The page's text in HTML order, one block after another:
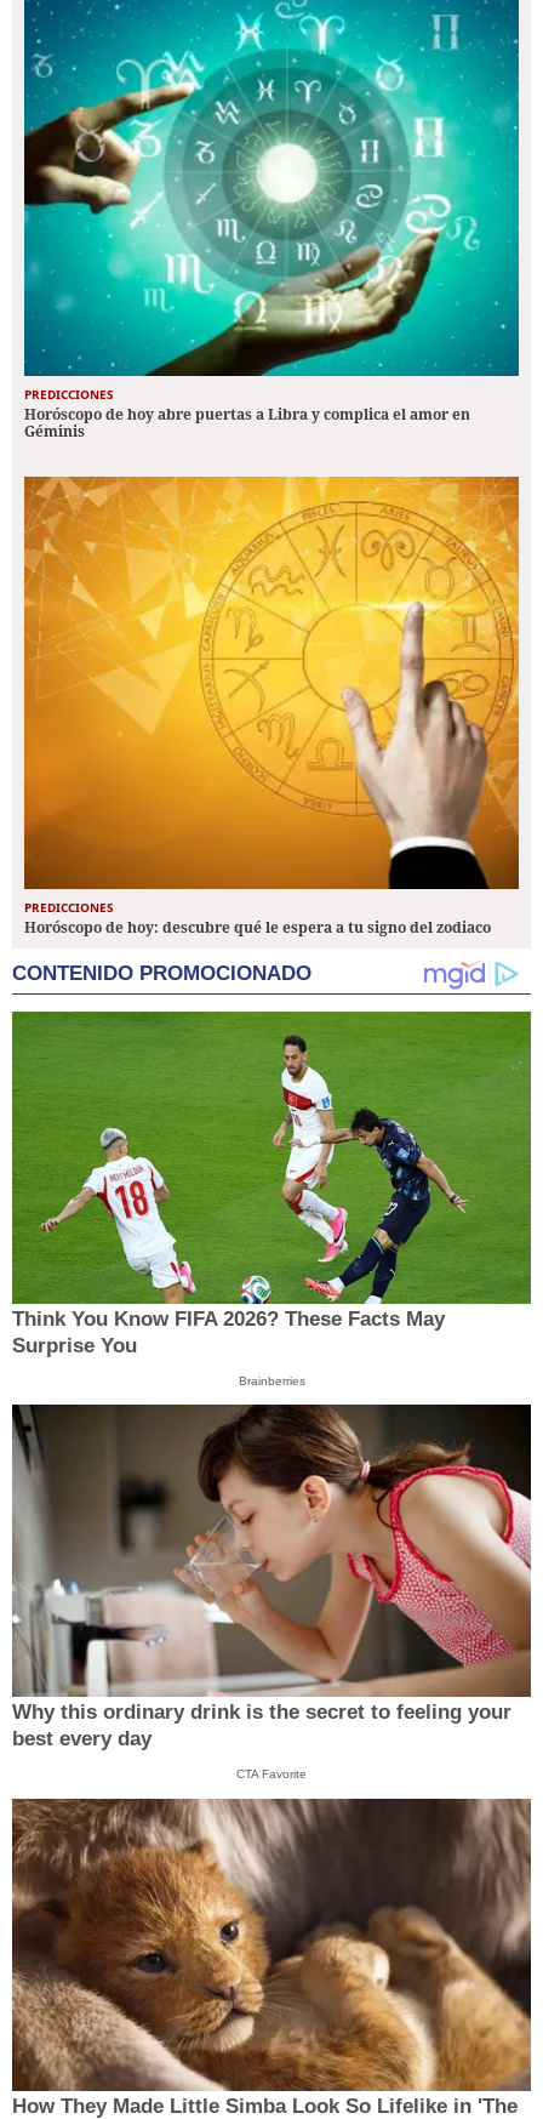
PREDICCIONES
Horóscopo de hoy abre puertas a Libra y complica el amor en
Géminis
PREDICCIONES
Horóscopo de hoy: descubre qué le espera a tu signo del zodiaco
CONTENIDO PROMOCIONADO
Think You Know FIFA 2026? These Facts May
Surprise You
Brainberries
Why this ordinary drink is the secret to feeling your
best every day
CTA Favorite
How They Made Little Simba Look So Lifelike in 'The